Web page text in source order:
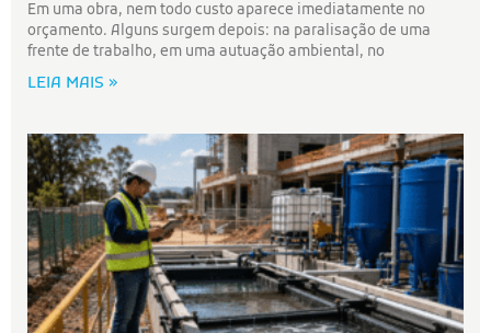
Em uma obra, nem todo custo aparece imediatamente no
orçamento. Alguns surgem depois: na paralisação de uma
frente de trabalho, em uma autuação ambiental, no
LEIA MAIS »